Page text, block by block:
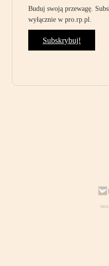
Buduj swoją przewagę.
wyłącznie w pro.rp.pl.
Subskrybuj!